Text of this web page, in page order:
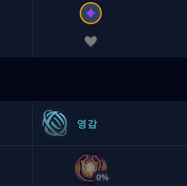
영감
0%